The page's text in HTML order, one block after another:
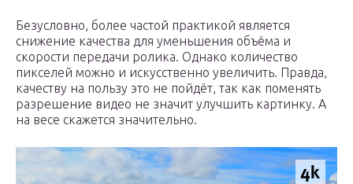
Безусловно, более частой практикой является
снижение качества для уменьшения объёма и
скорости передачи ролика. Однако количество
пикселей можно и искусственно увеличить. Правда,
качеству на пользу это не пойдёт, так как поменять
разрешение видео не значит улучшить картинку. А
на весе скажется значительно.